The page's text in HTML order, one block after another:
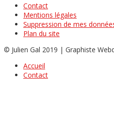
Contact
Mentions légales
Suppression de mes
Plan du site
© Julien Gal 2019 | Graphiste
Accueil
Contact